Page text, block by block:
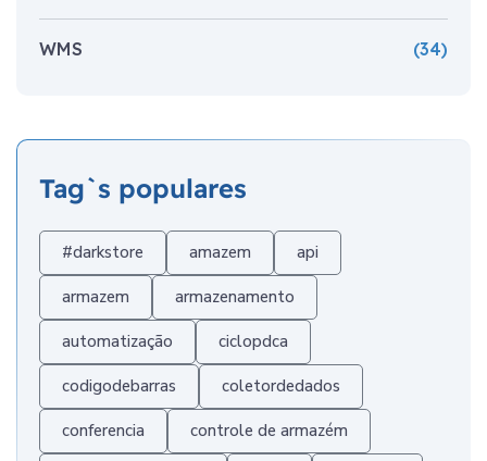
WMS (34)
Tag`s populares
#darkstore amazem api
armazem armazenamento
automatização ciclopdca
codigodebarras coletordedados
conferencia controle de armazém